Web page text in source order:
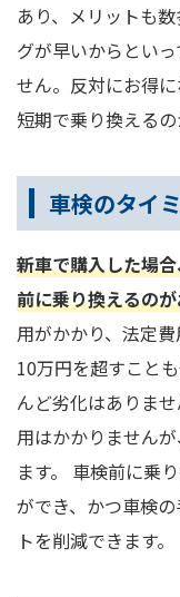
あり、メリットも
グが早いからとい
せん。反対にお得
短期で乗り換える
車検のタイ
新車で購入した場
前に乗り換えるの
用がかかり、法定
10万円を超すこと
んど劣化はありま
用はかかりません
ます。 車検前に乗
ができ、かつ車検
トを削減できます。